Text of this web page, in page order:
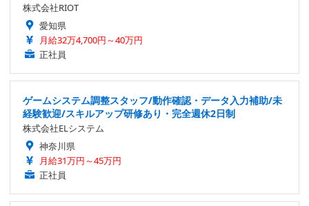
株式会社RIOT
愛知県
月給32万4,700円～40万円
正社員
ゲームシステム調整スタッフ/動作確認・データ入力補助/未
経験歓迎/スキルアップ研修あり・完全週休2日制
株式会社ELシステム
神奈川県
月給31万円～45万円
正社員